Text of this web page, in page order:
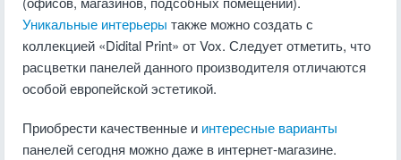
Уникальные интерьеры также можно создать с
коллекцией «Didital Print» от Vox. Следует отметить, что
расцветки панелей данного производителя отличаются
особой европейской эстетикой.
Приобрести качественные и интересные варианты
панелей сегодня можно даже в интернет-магазине.